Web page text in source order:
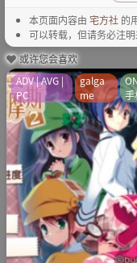
本页面内容由 宅方社 的
可以转载，但请务必注明
或许您会喜欢
ADV | AVG |
PC
galga
me
手